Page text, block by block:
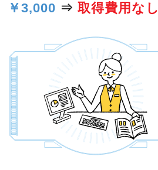
￥3,000 ⇒ 取得費用なし